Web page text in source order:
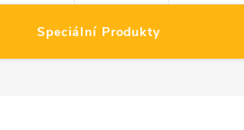
Speciální Produkty